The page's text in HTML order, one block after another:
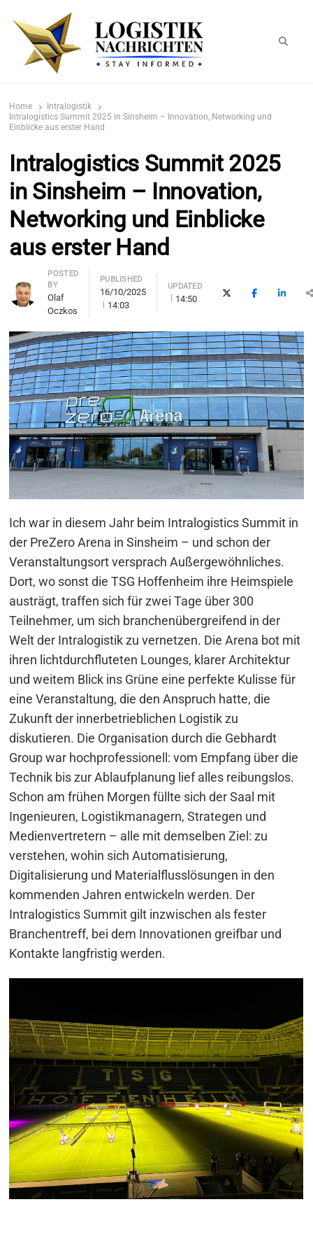
Home
Intralogistik
Intralogistics Summit 2025 in Sinsheim – Innovation, Networking und
Einblicke aus erster Hand
Intralogistics Summit 2025
in Sinsheim – Innovation,
Networking und Einblicke
aus erster Hand
Author
POSTED
BY
Olaf
Oczkos
PUBLISHED
16/10/2025
14:03
UPDATED
14:50 X (Twitter)Facebook
Ich war in diesem Jahr beim Intralogistics Summit in
der PreZero Arena in Sinsheim – und schon der
Veranstaltungsort versprach Außergewöhnliches.
Dort, wo sonst die TSG Hoffenheim ihre Heimspiele
austrägt, traffen sich für zwei Tage über 300
Teilnehmer, um sich branchenübergreifend in der
Welt der Intralogistik zu vernetzen. Die Arena bot mit
ihren lichtdurchfluteten Lounges, klarer Architektur
und weitem Blick ins Grüne eine perfekte Kulisse für
eine Veranstaltung, die den Anspruch hatte, die
Zukunft der innerbetrieblichen Logistik zu
diskutieren. Die Organisation durch die Gebhardt
Group war hochprofessionell: vom Empfang über die
Technik bis zur Ablaufplanung lief alles reibungslos.
Schon am frühen Morgen füllte sich der Saal mit
Ingenieuren, Logistikmanagern, Strategen und
Medienvertretern – alle mit demselben Ziel: zu
verstehen, wohin sich Automatisierung,
Digitalisierung und Materialflusslösungen in den
kommenden Jahren entwickeln werden. Der
Intralogistics Summit gilt inzwischen als fester
Branchentreff, bei dem Innovationen greifbar und
Kontakte langfristig werden.